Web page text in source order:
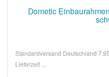
Dometic
Standardversand Deutschland
Lieferzeit ...